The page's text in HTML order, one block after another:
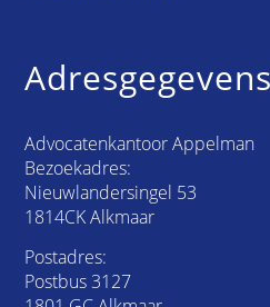
Adresgegevens
Advocatenkantoor Appelman
Bezoekadres:
Nieuwlandersingel 53
1814CK Alkmaar
Postadres:
Postbus 3127